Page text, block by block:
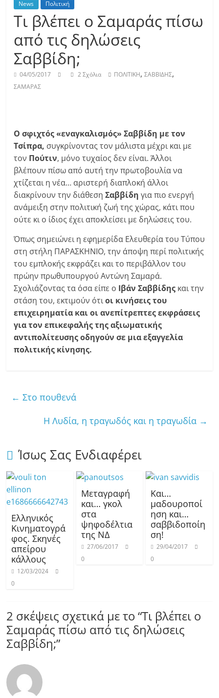
News Πολιτική
Τι βλέπει ο Σαμαράς πίσω
από τις δηλώσεις
Σαββίδη;
04/05/2017 2 Σχόλια ΠΟΛΙΤΙΚΗ,ΣΑΒΒΙΔΗΣ,
ΣΑΜΑΡΑΣ
Ο σφιχτός «εναγκαλισμός» Σαββίδη με τον
Τσίπρα, συγκρίνοντας τον μάλιστα μέχρι και με
τον Πούτιν, μόνο τυχαίος δεν είναι. Άλλοι
βλέπουν πίσω από αυτή την πρωτοβουλία να
χτίζεται η νέα… αριστερή διαπλοκή άλλοι
διακρίνουν την διάθεσηΣαββίδη για πιο ενεργή
ανάμειξη στην πολιτική ζωή της χώρας, κάτι που
ούτε κι ο ίδιος έχει αποκλείσει με δηλώσεις του.
Όπως σημειώνει η εφημερίδα Ελευθερία του Τύπου
στη στήλη ΠΑΡΑΣΚΗΝΙΟ, την άποψη περί πολιτικής
του εμπλοκής εκφράζει και το περιβάλλον του
πρώην πρωθυπουργού Αντώνη Σαμαρά.
Σχολιάζοντας τα όσα είπε ο Ιβάν Σαββίδης και την
στάση του, εκτιμούν ότιοι κινήσεις του
επιχειρηματία και οι ανεπίτρεπτες εκφράσεις
για τον επικεφαλής της αξιωματικής
αντιπολίτευσης οδηγούν σε μια εξαγγελία
πολιτικής κίνησης.
← Στο πουθενά
Η Λυδία, η τραγωδός και η τραγωδία →
Ίσως Σας Ενδιαφέρει
Ελληνικός
Κινηματογρά
φος. Σκηνές
απείρου
κάλλους
12/03/2024
0
Μεταγραφή
και… γκολ
στα
ψηφοδέλτια
της ΝΔ
27/06/2017
0
Και…
μαδουροποί
ηση και…
σαββιδοποίη
ση!
29/04/2017
0
2 σκέψεις σχετικά με το “Τι βλέπει ο
Σαμαράς πίσω από τις δηλώσεις
Σαββίδη;”